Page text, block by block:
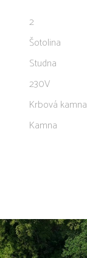
2
Šotolina
Studna
230V
Krbová kamna
Kamna